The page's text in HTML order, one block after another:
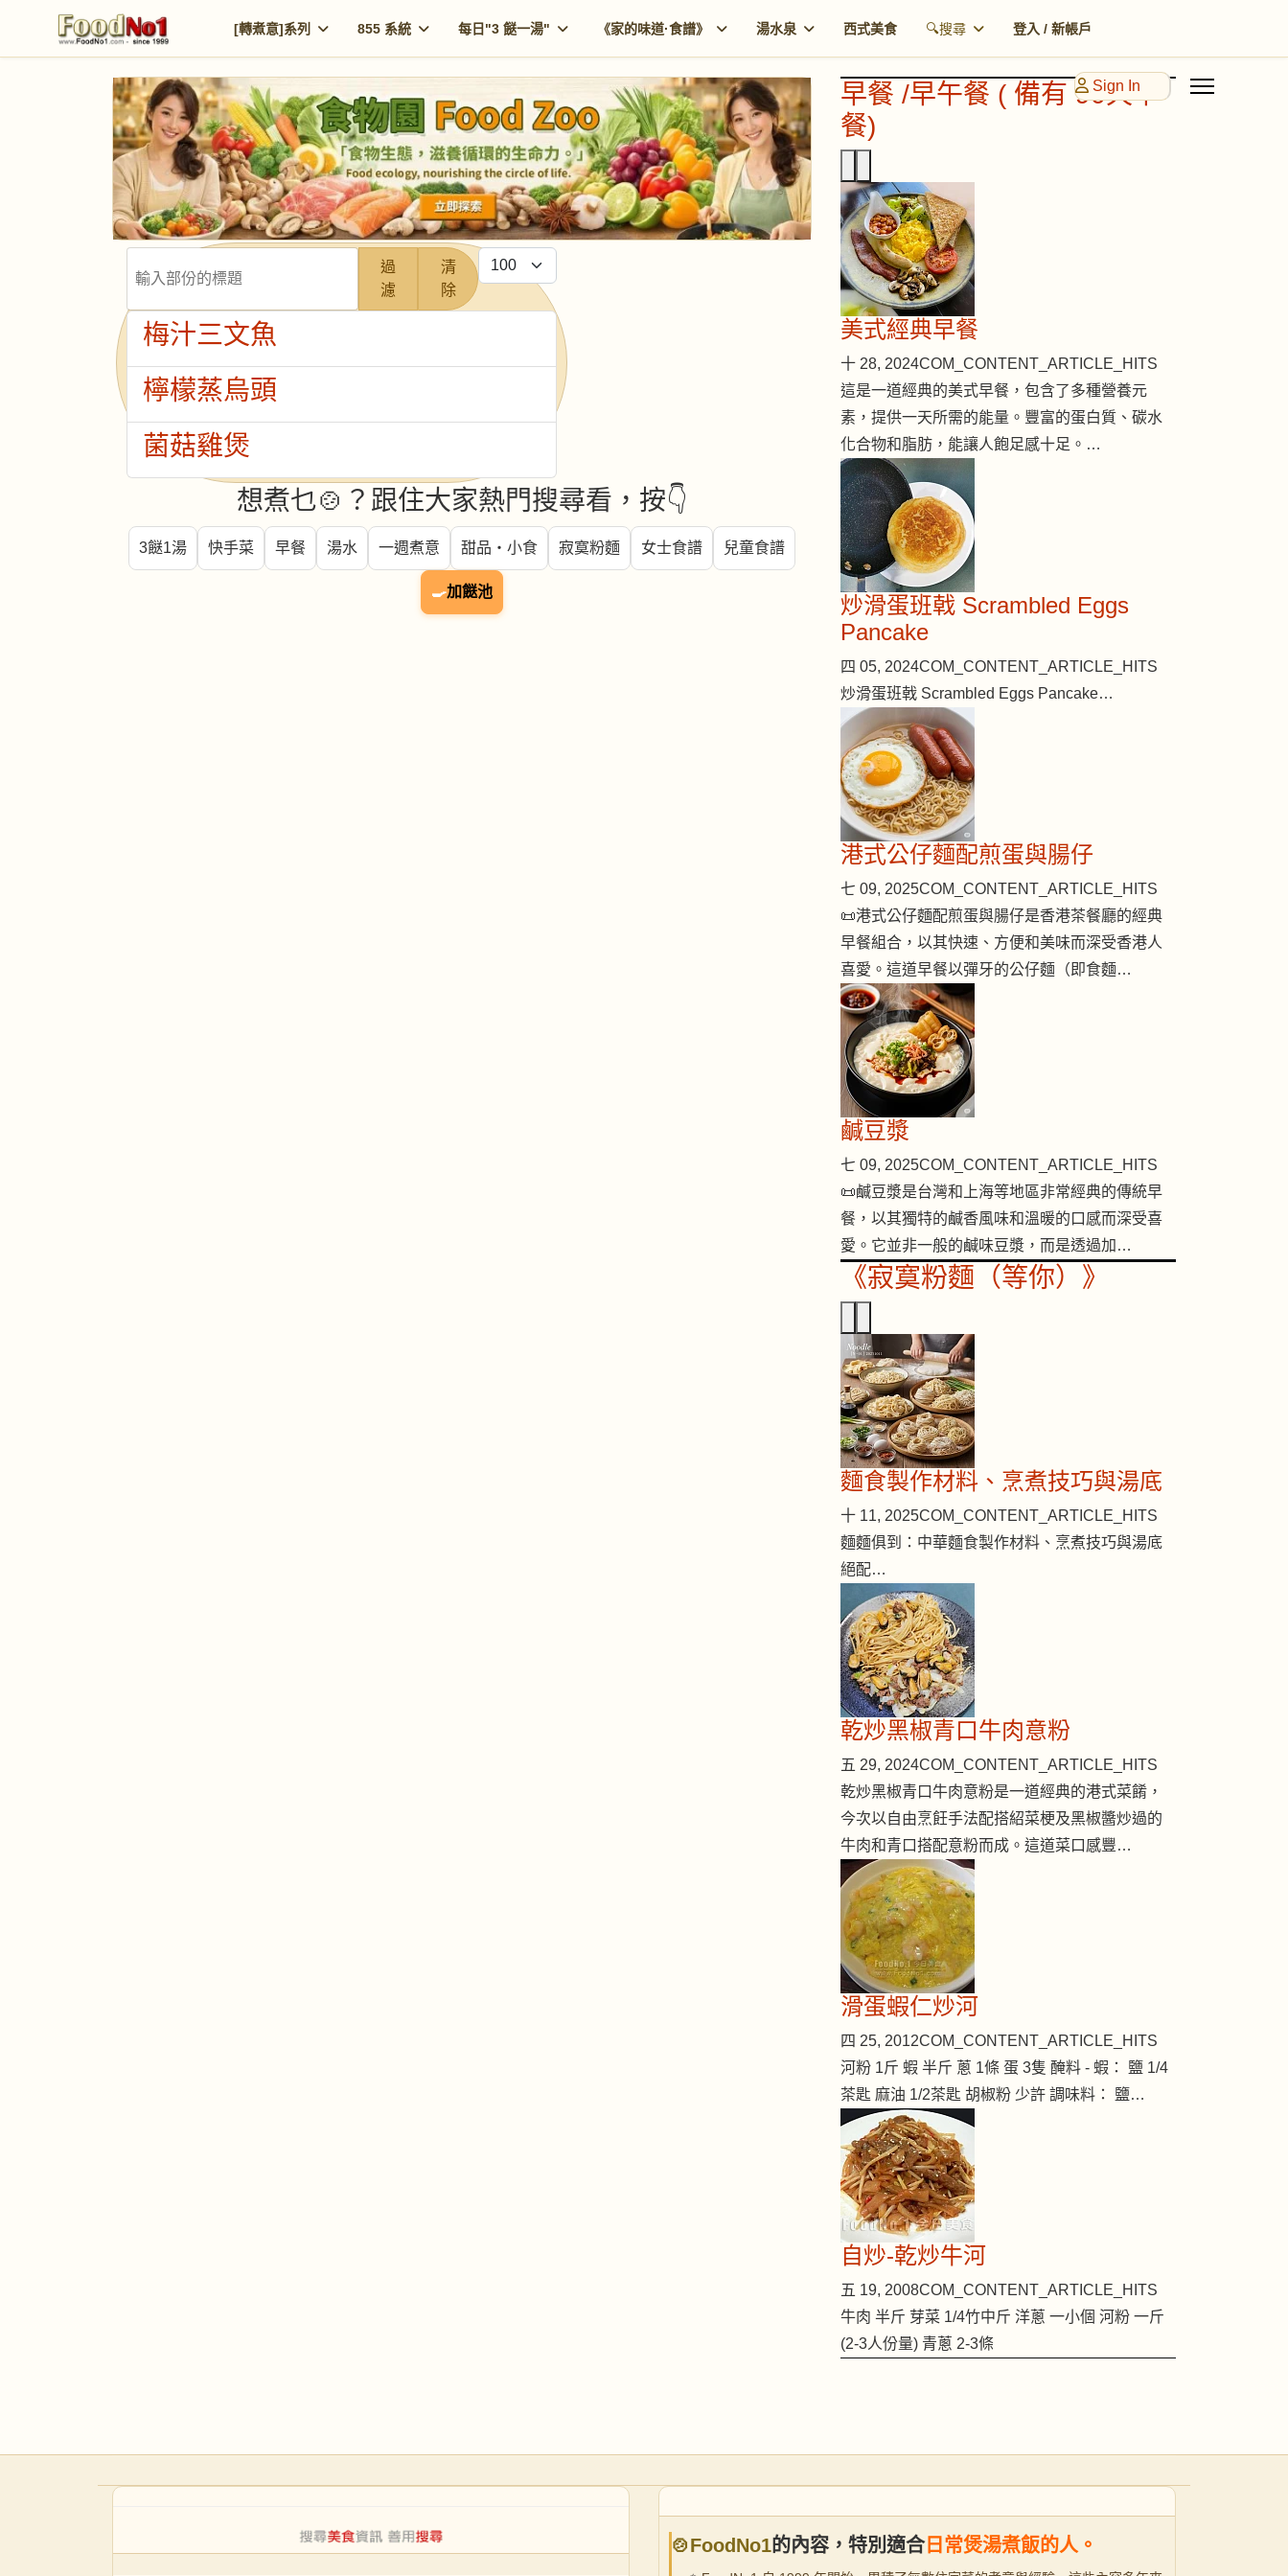
[轉煮意]系列 855 系統 每日"3 餸一湯" 《家的味道·食譜》 湯水泉 西式美食 🔍搜尋 登入 / 新帳戶
Sign In
過
濾
清
除
每頁顯示條數
梅汁三文魚
檸檬蒸烏頭
菌菇雞煲
想煮乜🍲？跟住大家熱門搜尋看，按👇
3餸1湯 快手菜 早餐 湯水 一週煮意 甜品・小食 寂寞粉麵 女士食譜 兒童食譜
🍳加餸池
早餐 /早午餐 ( 備有 90天早
餐)
美式經典早餐
十 28, 2024COM_CONTENT_ARTICLE_HITS
這是一道經典的美式早餐，包含了多種營養元
素，提供一天所需的能量。豐富的蛋白質、碳水
化合物和脂肪，能讓人飽足感十足。…
炒滑蛋班戟 Scrambled Eggs
Pancake
四 05, 2024COM_CONTENT_ARTICLE_HITS
炒滑蛋班戟 Scrambled Eggs Pancake…
港式公仔麵配煎蛋與腸仔
七 09, 2025COM_CONTENT_ARTICLE_HITS
📜港式公仔麵配煎蛋與腸仔是香港茶餐廳的經典
早餐組合，以其快速、方便和美味而深受香港人
喜愛。這道早餐以彈牙的公仔麵（即食麵…
鹹豆漿
七 09, 2025COM_CONTENT_ARTICLE_HITS
📜鹹豆漿是台灣和上海等地區非常經典的傳統早
餐，以其獨特的鹹香風味和溫暖的口感而深受喜
愛。它並非一般的鹹味豆漿，而是透過加…
《寂寞粉麵（等你）》
麵食製作材料、烹煮技巧與湯底
十 11, 2025COM_CONTENT_ARTICLE_HITS
麵麵俱到：中華麵食製作材料、烹煮技巧與湯底
絕配…
乾炒黑椒青口牛肉意粉
五 29, 2024COM_CONTENT_ARTICLE_HITS
乾炒黑椒青口牛肉意粉是一道經典的港式菜餚，
今次以自由烹飪手法配搭紹菜梗及黑椒醬炒過的
牛肉和青口搭配意粉而成。這道菜口感豐…
滑蛋蝦仁炒河
四 25, 2012COM_CONTENT_ARTICLE_HITS
河粉 1斤 蝦 半斤 蔥 1條 蛋 3隻 醃料 - 蝦： 鹽 1/4
茶匙 麻油 1/2茶匙 胡椒粉 少許 調味料： 鹽…
自炒-乾炒牛河
五 19, 2008COM_CONTENT_ARTICLE_HITS
牛肉 半斤 芽菜 1/4竹中斤 洋蔥 一小個 河粉 一斤
(2-3人份量) 青蔥 2-3條
🍲FoodNo1的內容，特別適合 日常煲湯煮飯的人。